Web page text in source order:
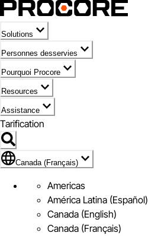
Solutions
Personnes desservies
Pourquoi Procore
Resources
Assistance
Tarification
Pavillon de Canada (Français)
Canada (Français)
Americas
América Latina (Español)
Canada (English)
Canada (Français)